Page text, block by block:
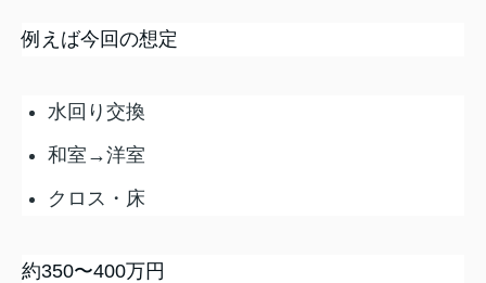
例えば今回の想定
水回り交換
和室→洋室
クロス・床
約350〜400万円